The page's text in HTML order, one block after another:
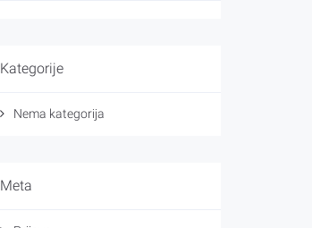
Kategorije
Nema kategorija
Meta